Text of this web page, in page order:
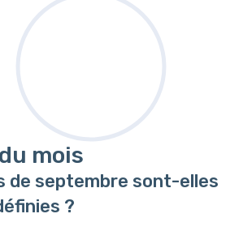
du mois
de septembre sont-elles
?